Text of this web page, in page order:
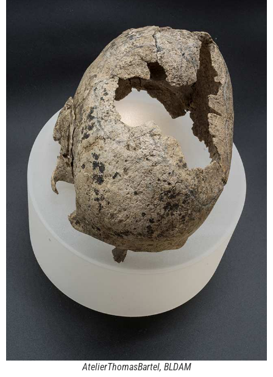
AtelierThomasBartel, BLDAM